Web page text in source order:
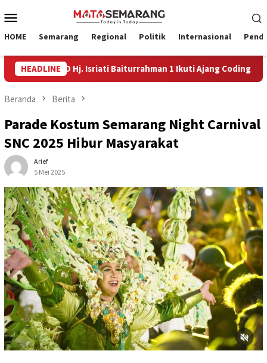
ke
Mobile
HOME Semarang Regional Politik Internasional
HEADLINE
SD Hj. Isriati Baiturrahman 1 Ikuti Ajang Coding
Beranda Berita
Parade Kostum Semarang Night Carnival
SNC 2025 Hibur Masyarakat
Arief
5 Mei 2025